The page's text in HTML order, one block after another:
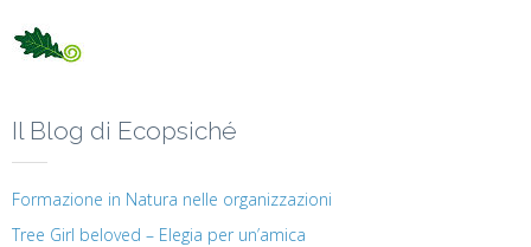
Il Blog di Ecopsiché
Formazione in Natura nelle organizzazioni
Tree Girl beloved – Elegia per un’amica